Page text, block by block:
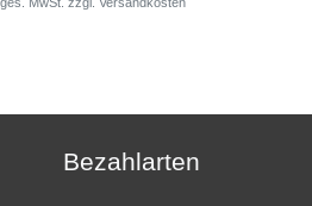
Bezahlarten